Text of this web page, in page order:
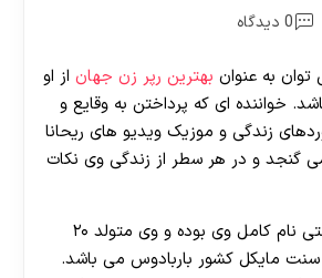
0 دیدگاه
توان به عنوان بهترین رپر زن جهان از او
خواننده ای که پرداختن به وقایع و
زندگی و موزیک ویدیو های ریحانا
گنجد و در هر سطر از زندگی وی نکات
ریحانا روبین ریانا فنتی نام کامل وی بوده و وی متولد ۲۰
در شهر سنت مایکل کشور باربادوس می باشد.